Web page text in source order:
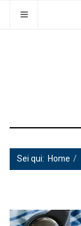
Sei qui: Home